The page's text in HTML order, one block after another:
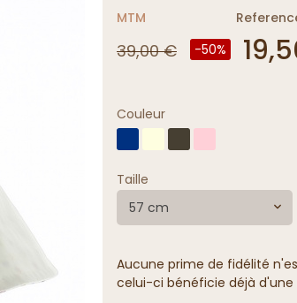
MTM
39,00 € -50%
Couleur
Taille
57 cm
Aucune prime de fidélité
celui-ci bénéficie déjà